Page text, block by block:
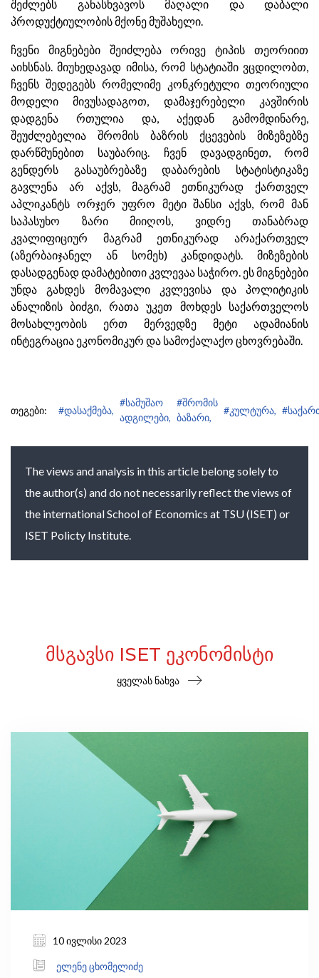
შეძლებს განასხვავოს მაღალი და დაბალი
პროდუქტიულობის მქონე მუშახელი.
ჩვენი მიგნებები შეიძლება ორივე ტიპის თეორიით
აიხსნას. მიუხედავად იმისა, რომ სტატიაში ვცდილობთ,
ჩვენს შედეგებს რომელიმე კონკრეტული თეორიული
მოდელი მივუსადაგოთ, დამაჯერებელი კავშირის
დადგენა რთულია და, აქედან გამომდინარე,
შეუძლებელია შრომის ბაზრის ქცევების მიზეზებზე
დარწმუნებით საუბარიც. ჩვენ დავადგინეთ, რომ
გენდერს გასაუბრებაზე დაბარების სტატისტიკაზე
გავლენა არ აქვს, მაგრამ ეთნიკურად ქართველ
აპლიკანტს ორჯერ უფრო მეტი შანსი აქვს, რომ მან
საპასუხო ზარი მიიღოს, ვიდრე თანაბრად
კვალიფიციურ მაგრამ ეთნიკურად არაქართველ
(აზერბაიჯანელ ან სომეხ) კანდიდატს. მიზეზების
დასადგენად დამატებითი კვლევაა საჭირო. ეს მიგნებები
უნდა გახდეს მომავალი კვლევისა და პოლიტიკის
ანალიზის ბიძგი, რათა უკეთ მოხდეს საქართველოს
მოსახლეობის ერთ მერვედზე მეტი ადამიანის
ინტეგრაცია ეკონომიკურ და სამოქალაქო ცხოვრებაში.
თეგები: #დასაქმება,
#სამუშაო
ადგილები,
#შრომის
ბაზარი,
#კულტურა,
The views and analysis in this article belong solely to
the author(s) and do not necessarily reflect the views of
the international School of Economics at TSU (ISET) or
ISET Policty Institute.
ᲛᲡᲒᲐᲕᲡᲘ ISET ᲔᲙᲝᲜᲝᲛᲘᲡᲢᲘ
ყველას ნახვა
10 ივლისი 2023
ელენე ცხომელიძე